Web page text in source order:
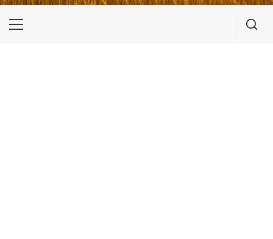
Primary